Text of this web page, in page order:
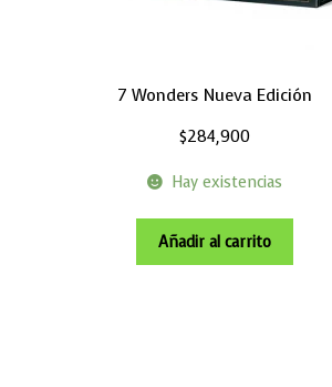
7 Wonders Nueva Edición
$284,900
Hay existencias
Añadir al carrito